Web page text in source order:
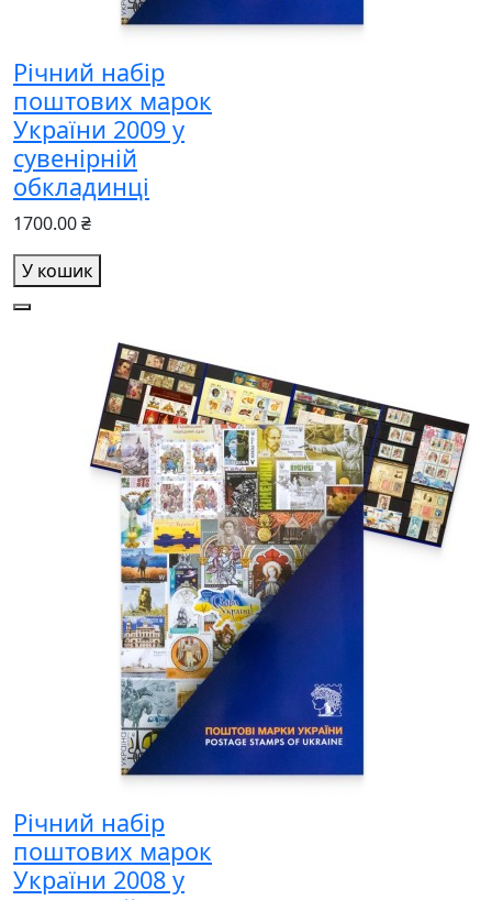
Річний набір
поштових марок
України 2009 у
сувенірній
обкладинці
1700.00 ₴
У кошик
Річний набір
поштових марок
України 2008 у